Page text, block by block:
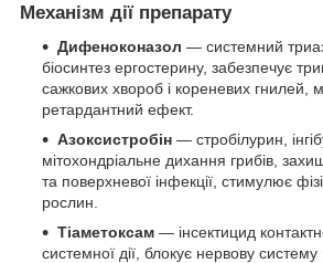
Механізм дії препарату
Дифеноконазол — системний
біосинтез ергостерину, забезпечує
сажкових хвороб і кореневих гнилей,
ретардантний ефект.
Азоксистробін — стробілурин,
мітохондріальне дихання грибів,
та поверхневої інфекції, стимулює
рослин.
Тіаметоксам — інсектицид
системної дії, блокує нервову систему